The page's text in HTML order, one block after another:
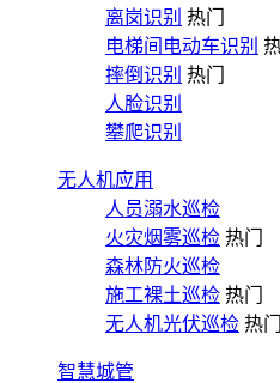
离岗识别 热门
电梯间电动车识别
摔倒识别 热门
人脸识别
攀爬识别
无人机应用
人员溺水巡检
火灾烟雾巡检 热门
森林防火巡检
施工裸土巡检 热门
无人机光伏巡检 热门
智慧城管